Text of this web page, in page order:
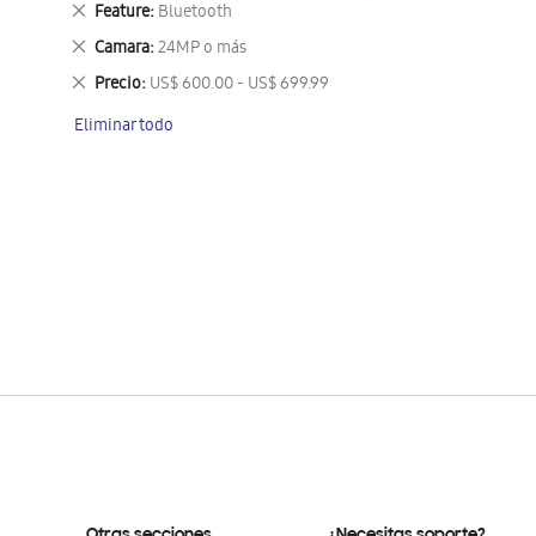
Feature Bluetooth
Eliminar
este
artículo
Camara 24MP o más
Eliminar
este
artículo
Precio US$ 600.00 - US$ 699.99
Eliminar
artículo
Eliminar todo